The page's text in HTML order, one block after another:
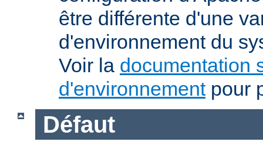
être différente d'une
d'environnement du
Voir la documentation
d'environnementpour
Défaut